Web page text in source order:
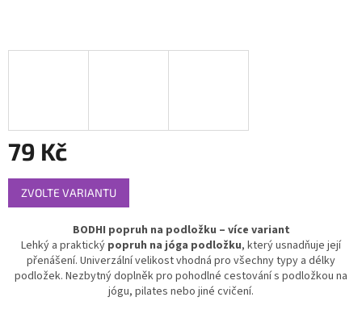
79 Kč
Měrná
cena:
ZVOLTE VARIANTU
BODHI popruh na podložku – více variant
Lehký a praktický popruh na jóga podložku, který usnadňuje její
přenášení. Univerzální velikost vhodná pro všechny typy a délky
podložek. Nezbytný doplněk pro pohodlné cestování s podložkou na
jógu, pilates nebo jiné cvičení.